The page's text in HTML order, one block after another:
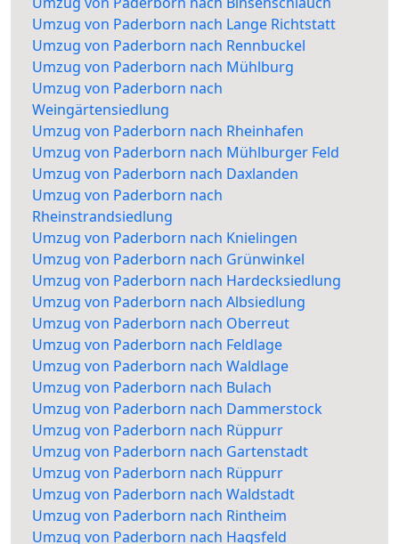
Umzug von Paderborn nach Lange Richtstatt
Umzug von Paderborn nach Rennbuckel
Umzug von Paderborn nach Mühlburg
Umzug von Paderborn nach
Weingärtensiedlung
Umzug von Paderborn nach Rheinhafen
Umzug von Paderborn nach Mühlburger Feld
Umzug von Paderborn nach Daxlanden
Umzug von Paderborn nach
Rheinstrandsiedlung
Umzug von Paderborn nach Knielingen
Umzug von Paderborn nach Grünwinkel
Umzug von Paderborn nach Hardecksiedlung
Umzug von Paderborn nach Albsiedlung
Umzug von Paderborn nach Oberreut
Umzug von Paderborn nach Feldlage
Umzug von Paderborn nach Waldlage
Umzug von Paderborn nach Bulach
Umzug von Paderborn nach Dammerstock
Umzug von Paderborn nach Rüppurr
Umzug von Paderborn nach Gartenstadt
Umzug von Paderborn nach Rüppurr
Umzug von Paderborn nach Waldstadt
Umzug von Paderborn nach Rintheim
Umzug von Paderborn nach Hagsfeld